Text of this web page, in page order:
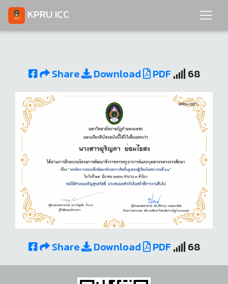
KPRU ICC
Share Download PDF 68
Share Download PDF 68